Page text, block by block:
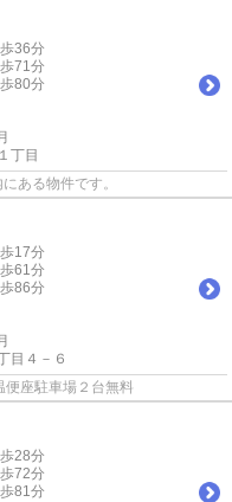
36分
71分
80分
１丁目
ある物件です。
17分
61分
86分
目４－６
座駐車場２台無料
28分
72分
81分